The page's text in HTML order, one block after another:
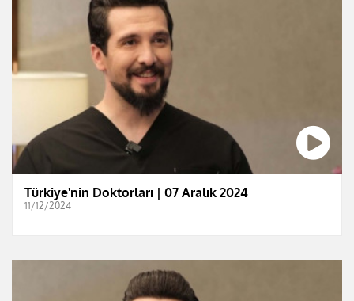
Türkiye'nin Doktorları | 07 Aralık 2024
11/12/2024